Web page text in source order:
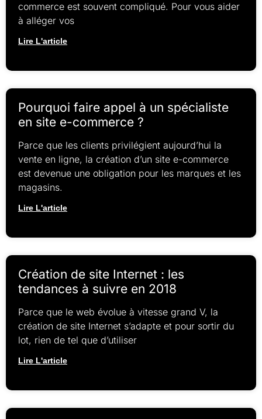
commerce est souvent compliqué. Pour vous aider
à alléger vos
Lire L'article
Pourquoi faire appel à un spécialiste
en site e-commerce ?
Parce que les clients privilégient aujourd’hui la
vente en ligne, la création d’un site e-commerce
est devenue une obligation pour les marques et les
magasins.
Lire L'article
Création de site Internet : les
tendances à suivre en 2018
Parce que le web évolue à vitesse grand V, la
création de site Internet s’adapte et pour sortir du
lot, rien de tel que d’utiliser
Lire L'article